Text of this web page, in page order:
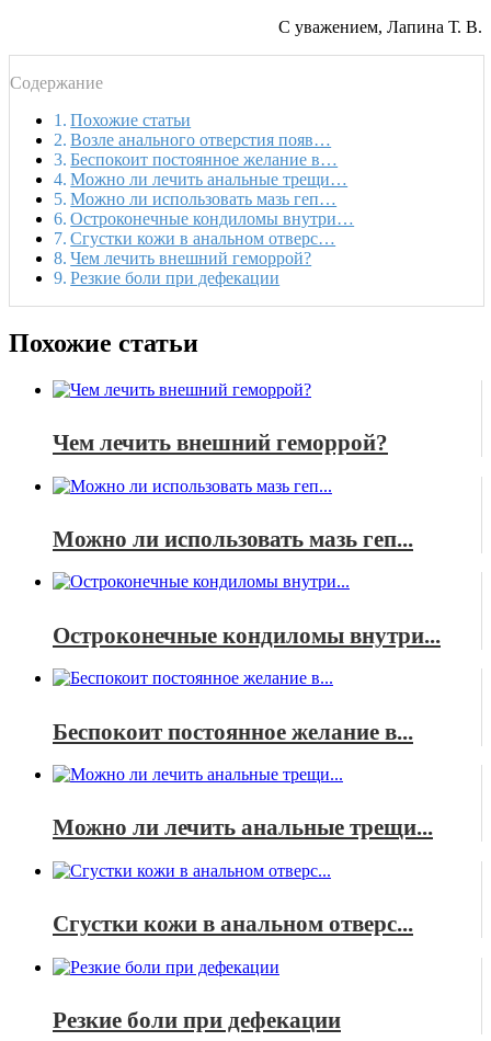
С уважением, Лапина Т. В.
Содержание
Похожие статьи
Возле анального отверстия появ…
Беспокоит постоянное желание в…
Можно ли лечить анальные трещи…
Можно ли использовать мазь геп…
Остроконечные кондиломы внутри…
Сгустки кожи в анальном отверс…
Чем лечить внешний геморрой?
Резкие боли при дефекации
Похожие статьи
Чем лечить внешний геморрой?
Можно ли использовать мазь геп...
Остроконечные кондиломы внутри...
Беспокоит постоянное желание в...
Можно ли лечить анальные трещи...
Сгустки кожи в анальном отверс...
Резкие боли при дефекации